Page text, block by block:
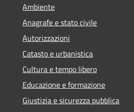
Ambiente
Anagrafe e stato civile
Autorizzazioni
Catasto e urbanistica
Cultura e tempo libero
Educazione e formazione
Giustizia e sicurezza pubblica